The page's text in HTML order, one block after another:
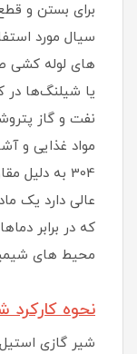
برای بستن و
سیال مورد
های لوله کشی
یا شیلنگ‌ها در
نفت و گاز
مواد غذایی و
304 به دلیل
عالی دارد یک
که در برابر
محیط های
نحوه کارکرد
شیر گازی استیل